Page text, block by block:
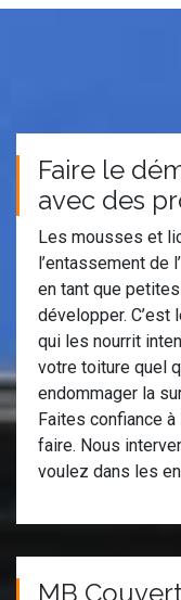
Faire le
avec des
Les mousses et
l’entassement de
en tant que
développer.
qui les nourrit
votre toiture quel
endommager la
Faites confiance
faire. Nous
voulez dans les
MB